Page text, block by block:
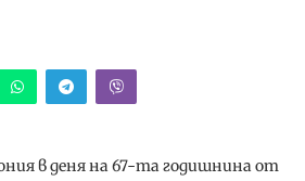
в деня на 67-та годишнина от